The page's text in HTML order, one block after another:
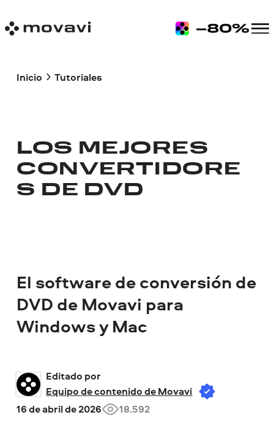
Inicio Tutoriales
LOS MEJORES
CONVERTIDORE
S DE DVD
El software de conversión de
DVD de Movavi para
Windows y Mac
Editado por
Equipo de contenido de Movavi
16 de abril de 2026
18.592